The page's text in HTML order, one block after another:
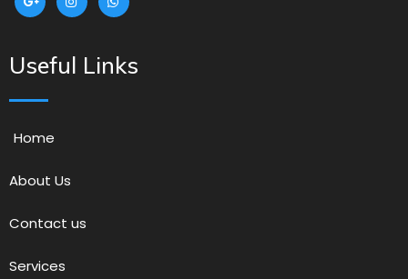
Useful Links
Home
About Us
Contact us
Services